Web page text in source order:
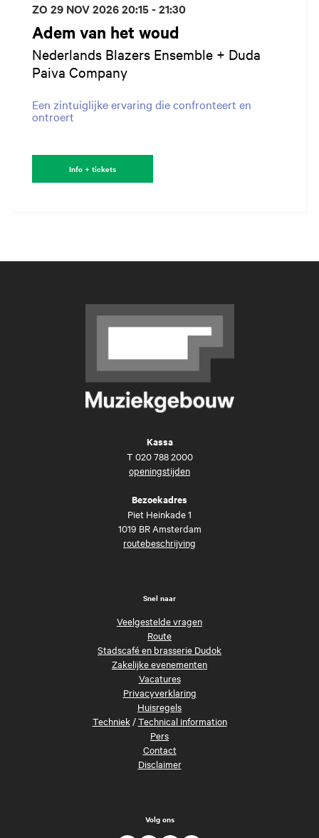
Adem van het woud
Nederlands Blazers Ensemble + Duda
Paiva Company
Een zintuiglijke ervaring die confronteert en
ontroert
ZO 29 NOV 202620:15 - 21:30
Info + tickets
Kassa
T 020 788 2000
openingstijden
Bezoekadres
Piet Heinkade 1
1019 BR Amsterdam
routebeschrijving
Snel naar
Veelgestelde vragen
Route
Stadscafé en brasserie Dudok
Zakelijke evenementen
Vacatures
Privacyverklaring
Huisregels
Techniek/Technical information
Pers
Contact
Disclaimer
Volg ons